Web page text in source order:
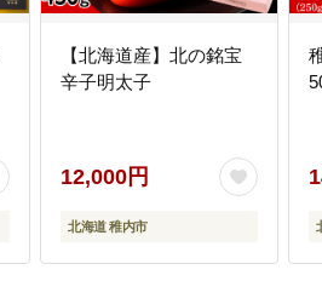
【北海道産】北の銘宝
辛子明太子
12,000円
北海道 稚内市